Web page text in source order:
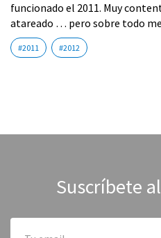
funcionado el 2011. Muy
atareado … pero sobre todo
#2011 #2012
Suscríbete